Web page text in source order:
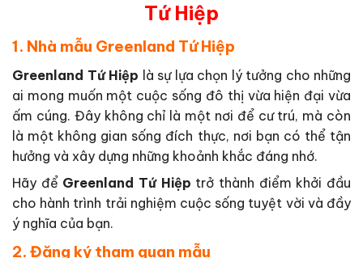
Tứ Hiệp
1. Nhà mẫu Greenland Tứ Hiệp
Greenland Tứ Hiệp là sự lựa chọn lý tưởng cho những
ai mong muốn một cuộc sống đô thị vừa hiện đại vừa
ấm cúng. Đây không chỉ là một nơi để cư trú, mà còn
là một không gian sống đích thực, nơi bạn có thể tận
hưởng và xây dựng những khoảnh khắc đáng nhớ.
Hãy để Greenland Tứ Hiệp trở thành điểm khởi đầu
cho hành trình trải nghiệm cuộc sống tuyệt vời và đầy
ý nghĩa của bạn.
2. Đăng ký tham quan mẫu